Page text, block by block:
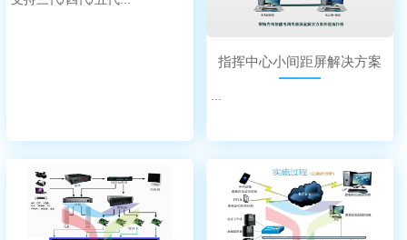
指挥中心小间距屏解决方案